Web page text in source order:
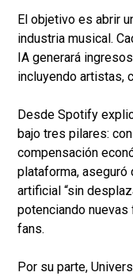
El objetivo es abrir
industria musical.
IA generará
incluyendo artistas,
Desde Spotify
bajo tres pilares:
compensación
plataforma, aseguró
artificial “sin
potenciando
fans.
Por su parte,